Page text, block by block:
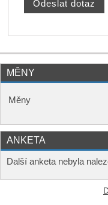
MĚNY
Měny
ANKETA
Další anketa nebyla